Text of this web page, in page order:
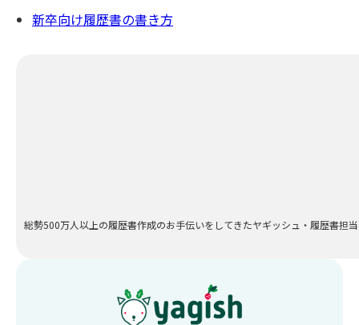
新卒向け履歴書の書き方
総勢500万人以上の履歴書作成のお手伝いをしてきたヤギッシュ・履歴書担